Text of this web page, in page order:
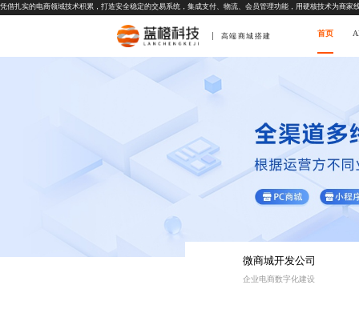
凭借扎实的电商领域技术积累，打造安全稳定的交易系统，集成支付、物流、会员管理功能，用硬核技术为商家
高端商城搭建 首页
微商城开发公司
企业电商数字化建设